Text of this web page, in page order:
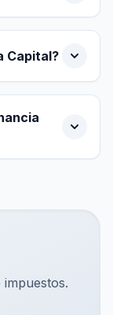
Capital?